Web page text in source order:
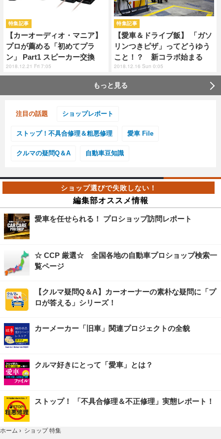
【カーオーディオ・マニア】
プロが薦める「初めてプラ
ン」 Part1 スピーカー交換
特集記事
2018.12.21 Fri 7:05
【愛車＆ドライブ飯】 「ガソ
リンつきピザ」ってどうゆう
こと！？ 新コラボ始まる
特集記事
2018.12.16 Sun 0:05
もっと見る
注目の話題 ショップレポート
ストップ！不具合修理＆粗悪修理 愛車 File
クルマの疑問Q＆A 自動車豆知識
編集部オススメ情報
愛車を任せられる！ プロショップ訪問レポート
☆ CCP 厳選☆ 全国各地の自動車プロショップ検索一
覧ページ
【クルマ疑問Q＆A】カーオーナーの素朴な疑問に「プ
ロが答える」シリーズ！
カーメーカー「旧車」関連プロジェクトの全貌
クルマ好きにとって「愛車」とは？
ストップ！ 「不具合修理＆不正修理」実態レポート！
ホーム › ショップ 特集